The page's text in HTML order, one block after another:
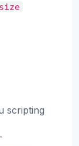
scripting